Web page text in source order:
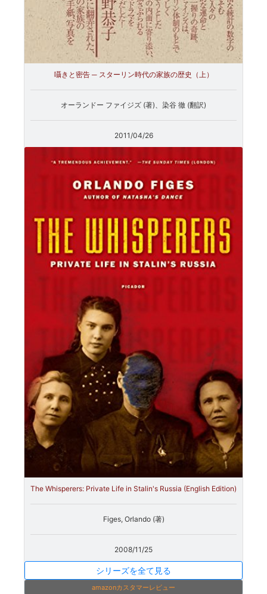
囁きと密告 ─ スターリン時代の家族の歴史（上）
オーランドー ファイジズ (著)、染谷 徹 (翻訳)
2011/04/26
The Whisperers: Private Life in Stalin's Russia (English Edition)
Figes, Orlando (著)
2008/11/25
シリーズを全て見る
amazonカスタマーレビュー